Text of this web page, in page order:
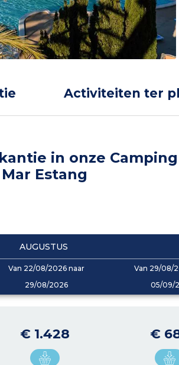
Activiteiten ter
in onze Camping
Mar Estang
AUGUSTUS
Van 22/08/2026 naar
29/08/2026
Van 29/08/
05/09/
€ 1.428 €